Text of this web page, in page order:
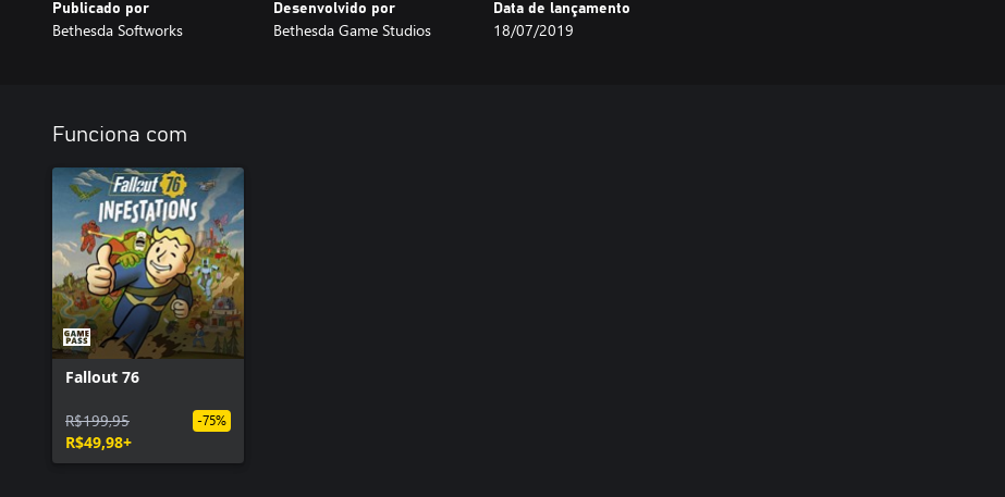
Publicado por
Bethesda Softworks
Desenvolvido por
Bethesda Game Studios
Data de lançamento
18/07/2019
Funciona com
Fallout 76
R$199,95
R$49,98+
-75%